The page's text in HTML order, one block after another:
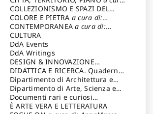
di: Imbesi Giuseppe
COLLEZIONISMO E SPAZI DEL
COLLEZIONISMO a cura di:
Magnani Lauro
COLORE E PIETRA a cura di:
Selvaggi Giuseppe
CONTEMPORANEAa cura di:
Gubinelli Luna
CULTURA
DdA Events
DdA Writings
DESIGN & INNOVAZIONE
TECNOLOGICAa cura di: Vallicelli
Andrea
DIDATTICA E RICERCA. Quaderni
della Scuola
Dipartimento di Architettura e
Analisi della Città Mediterranea
Dipartimento di Arte, Scienza e
Tecnica del Costuire
Documenti rari e curiosi
dall'Archivio Segreto
È ARTE VERA E LETTERATURA